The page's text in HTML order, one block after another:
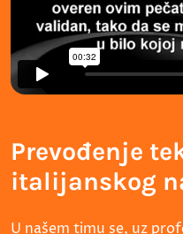
Prevođenje
italijanskog
U našem timu se, uz